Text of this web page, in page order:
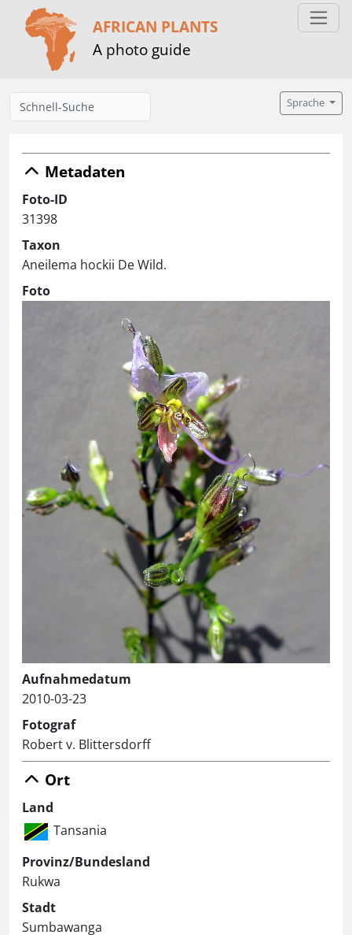
AFRICAN PLANTS
A photo guide
Sprache
Metadaten
Foto-ID
31398
Taxon
Aneilema hockii De Wild.
Foto
Aufnahmedatum
2010-03-23
Fotograf
Robert v. Blittersdorff
Ort
Land
Tansania
Provinz/Bundesland
Rukwa
Stadt
Sumbawanga